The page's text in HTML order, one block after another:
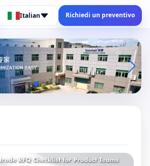
Italian Richiedi un preventivo